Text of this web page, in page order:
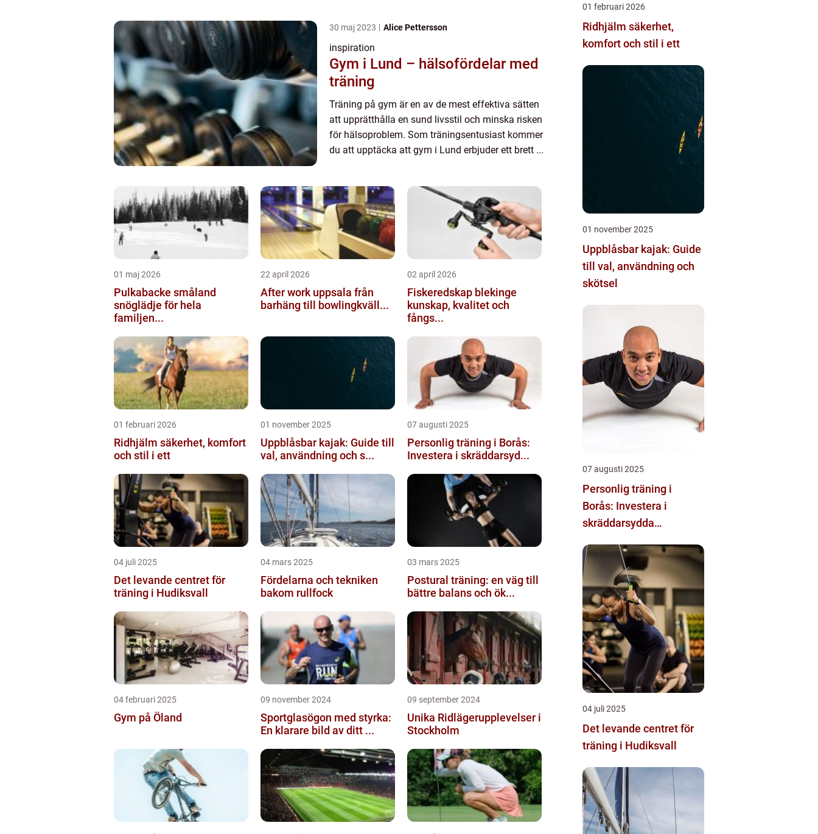
30 maj 2023 Alice Pettersson
inspiration
Gym i Lund – hälsofördelar med
träning
Träning på gym är en av de mest effektiva sätten
att upprätthålla en sund livsstil och minska risken
för hälsoproblem. Som träningsentusiast kommer
du att upptäcka att gym i Lund erbjuder ett brett ...
01 maj 2026
Pulkabacke småland
snöglädje för hela
familjen...
22 april 2026
After work uppsala från
barhäng till bowlingkväll...
02 april 2026
Fiskeredskap blekinge
kunskap, kvalitet och
fångs...
01 februari 2026
Ridhjälm säkerhet, komfort
och stil i ett
01 november 2025
Uppblåsbar kajak: Guide till
val, användning och s...
07 augusti 2025
Personlig träning i Borås:
Investera i skräddarsyd...
04 juli 2025
Det levande centret för
träning i Hudiksvall
04 mars 2025
Fördelarna och tekniken
bakom rullfock
03 mars 2025
Postural träning: en väg till
bättre balans och ök...
04 februari 2025
Gym på Öland
09 november 2024
Sportglasögon med styrka:
En klarare bild av ditt ...
09 september 2024
Unika Ridlägerupplevelser i
Stockholm
01 februari 2026
Ridhjälm säkerhet,
komfort och stil i ett
01 november 2025
Uppblåsbar kajak: Guide
till val, användning och
skötsel
07 augusti 2025
Personlig träning i
Borås: Investera i
skräddarsydda
04 juli 2025
Det levande centret för
träning i Hudiksvall